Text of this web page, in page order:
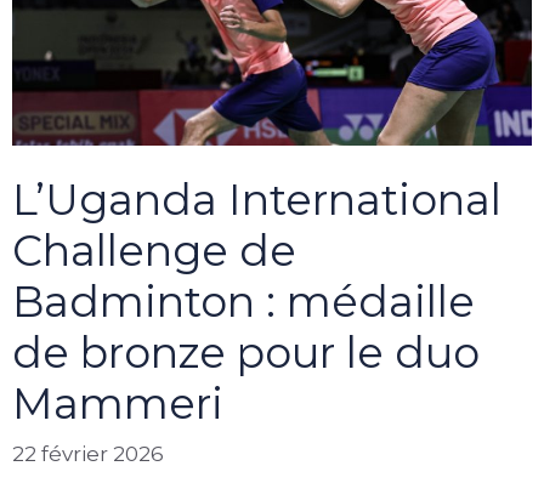
L’Uganda International
Challenge de
Badminton : médaille
de bronze pour le duo
Mammeri
22 février 2026